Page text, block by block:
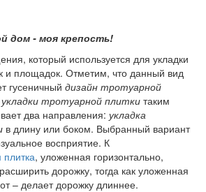
дом - моя крепость!
который используется для укладки
и площадок. Отметим, что данный вид
гусеничный дизайн тротуарной
укладки тротуарной плитки таким
два направления: укладка
в длину или боком. Выбранный вариант
восприятие. К
плитка, уложенная горизонтально,
дорожку, тогда как уложенная
– делает дорожку длиннее.